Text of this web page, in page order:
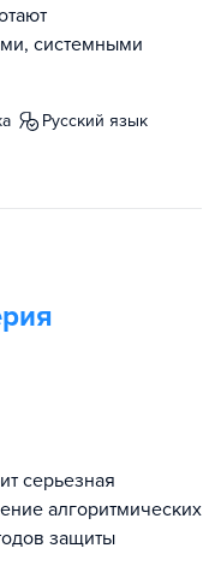
системными
русский язык
серьезная
алгоритмических
защиты